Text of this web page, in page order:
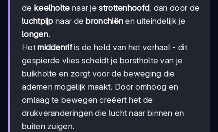
de keelholte naar jestrottenhoofd, dan door de
luchtpijp naar debronchiën en uiteindelijk je
longen.
Hetmiddenrifis de held van het verhaal - dit
gespierde vlies scheidt je borstholte van je
buikholte en zorgt voor de beweging die
ademen mogelijk maakt. Door omhoog en
omlaag te bewegen creëert het de
drukveranderingen die lucht naar binnen en
buiten zuigen.